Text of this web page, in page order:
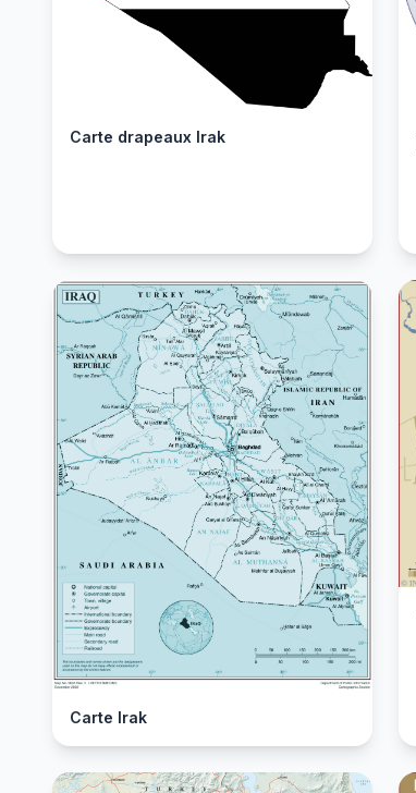
Carte drapeaux Irak
Carte Irak